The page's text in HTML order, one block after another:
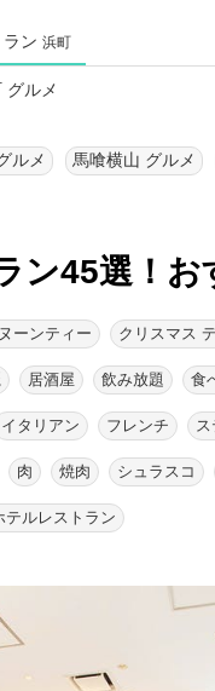
ン 浜町
グルメ
ルメ 馬喰横山 グルメ
ン45選！ お
ーンティー クリスマス
居酒屋 飲み放題 食
イタリアン フレンチ ス
肉 焼肉 シュラスコ
テルレストラン